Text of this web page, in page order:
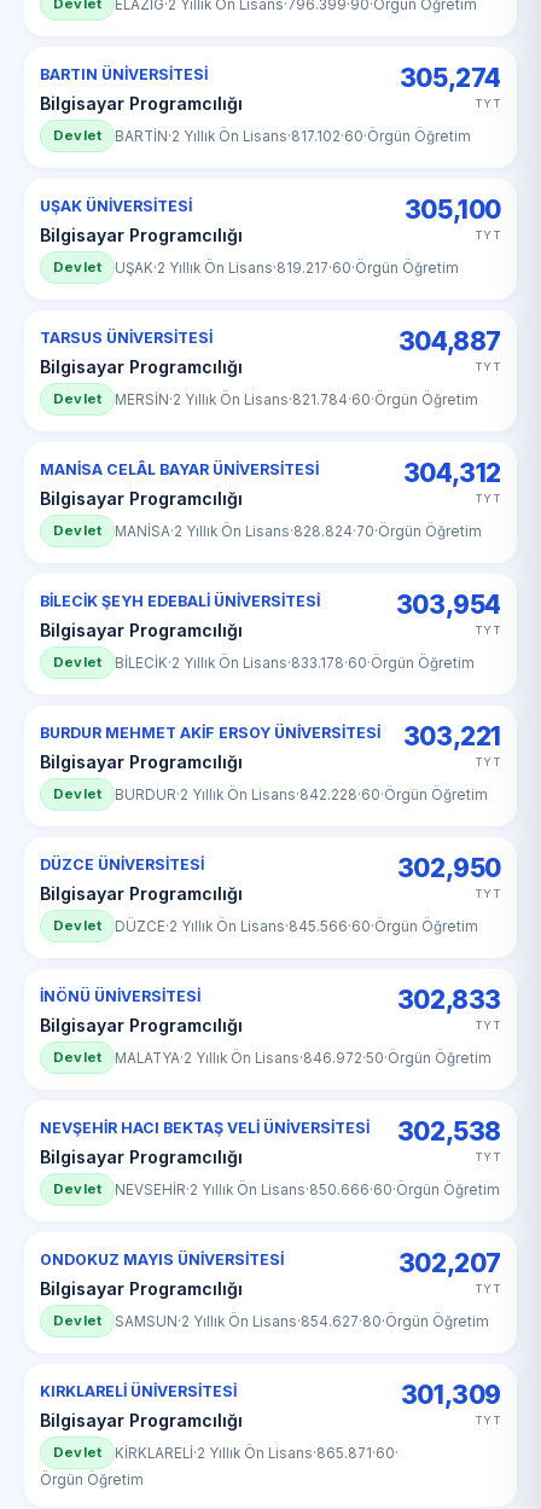
Devlet ELAZİG·2 Yıllık Ön Lisans· 796.399·90·Örgün Öğretim
BARTIN ÜNİVERSİTESİ
Bilgisayar Programcılığı
305,274
TYT
Devlet BARTİN·2 Yıllık Ön Lisans·817.102·60·Örgün Öğretim
UŞAK ÜNİVERSİTESİ
Bilgisayar Programcılığı
305,100
TYT
Devlet UŞAK·2 Yıllık Ön Lisans·819.217·60·Örgün Öğretim
TARSUS ÜNİVERSİTESİ
Bilgisayar Programcılığı
304,887
TYT
Devlet MERSİN·2 Yıllık Ön Lisans·821.784·60·Örgün Öğretim
MANİSA CELÂL BAYAR ÜNİVERSİTESİ
Bilgisayar Programcılığı
304,312
TYT
Devlet MANİSA·2 Yıllık Ön Lisans·828.824·70·Örgün Öğretim
BİLECİK ŞEYH EDEBALİ ÜNİVERSİTESİ
Bilgisayar Programcılığı
303,954
TYT
Devlet BİLECİK·2 Yıllık Ön Lisans·833.178·60·Örgün Öğretim
BURDUR MEHMET AKİF ERSOY ÜNİVERSİTESİ
Bilgisayar Programcılığı
303,221
TYT
Devlet BURDUR·2 Yıllık Ön Lisans·842.228·60·Örgün Öğretim
DÜZCE ÜNİVERSİTESİ
Bilgisayar Programcılığı
302,950
TYT
Devlet DÜZCE·2 Yıllık Ön Lisans·845.566·60·Örgün Öğretim
İNÖNÜ ÜNİVERSİTESİ
Bilgisayar Programcılığı
302,833
TYT
Devlet MALATYA·2 Yıllık Ön Lisans·846.972·50·Örgün Öğretim
NEVŞEHİR HACI BEKTAŞ VELİ ÜNİVERSİTESİ
Bilgisayar Programcılığı
302,538
TYT
Devlet NEVSEHİR·2 Yıllık Ön Lisans·850.666·60·Örgün Öğretim
ONDOKUZ MAYIS ÜNİVERSİTESİ
Bilgisayar Programcılığı
302,207
TYT
Devlet SAMSUN·2 Yıllık Ön Lisans·854.627·80·Örgün Öğretim
KIRKLARELİ ÜNİVERSİTESİ
Bilgisayar Programcılığı
301,309
TYT
Devlet KİRKLARELİ·2 Yıllık Ön Lisans·865.871·60·
Örgün Öğretim